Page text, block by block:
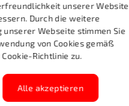
unserer Website
Durch die weitere
unserer Webseite stimmen Sie
von Cookies gemäß
Richtlinie zu.
Alle akzeptieren